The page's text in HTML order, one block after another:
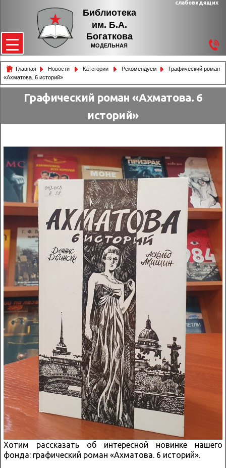
Библиотека
им. Б.А.
Богаткова
МОДЕЛЬНАЯ
слабовидящих
Главная Новости Категории Рекомендуем
Графический роман
«Ахматова. 6 историй»
Графический роман «Ахматова. 6
историй»
Хотим рассказать об интересной новинке нашего
фонда: графический роман «Ахматова. 6 историй».